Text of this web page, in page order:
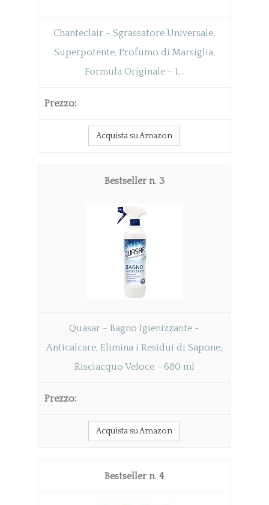
Chanteclair - Sgrassatore Universale,
Superpotente, Profumo di Marsiglia,
Formula Originale - 1...
Acquista su Amazon
3
Quasar - Bagno Igienizzante -
Anticalcare, Elimina i Residui di Sapone,
Risciacquo Veloce - 680 ml
Acquista su Amazon
4